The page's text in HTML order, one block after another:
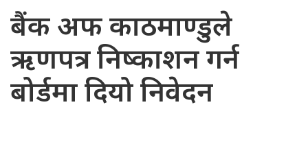
बैंक अफ काठमाण्डुले
ऋणपत्र निष्काशन गर्न
बोर्डमा दियो निवेदन